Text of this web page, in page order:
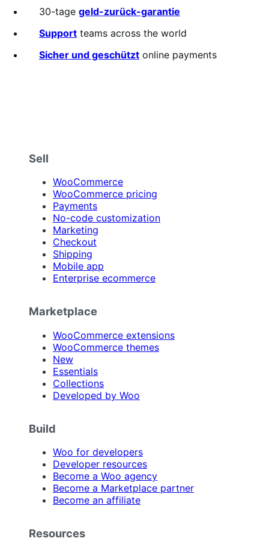
out
30-tage geld-zurück-garantie
Support teams across the world
Sicher und geschützt online payments
Sell
WooCommerce
WooCommerce pricing
Payments
No-code customization
Marketing
Checkout
Shipping
Mobile app
Enterprise ecommerce
Marketplace
WooCommerce extensions
WooCommerce themes
New
Essentials
Collections
Developed by Woo
Build
Woo for developers
Developer resources
Become a Woo agency
Become a Marketplace partner
Become an affiliate
Resources